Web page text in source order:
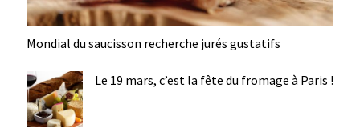
Mondial du saucisson recherche jurés gustatifs
Le 19 mars, c’est la fête du fromage à Paris !